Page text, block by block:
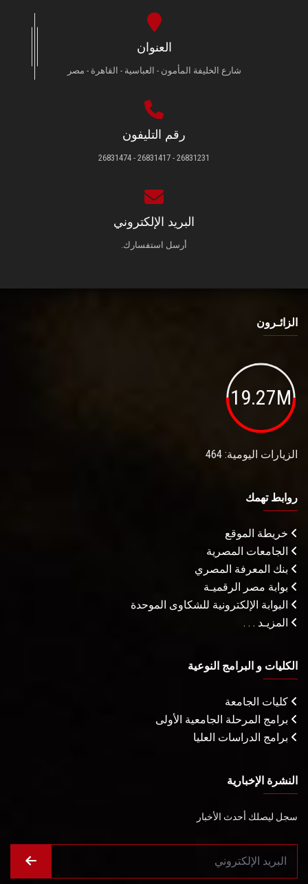
العنوان
شارع الخليفة المأمون - العباسية - القاهرة - مصر
رقم التليفون
26831231 - 26831417 - 26831474
البريد الإلكتروني
أرسل استفسارك.
الزائـرون
19.27M
الزيارات اليومية: 464
روابط تهمك
خريطة الموقع
الجامعات المصرية
بنك المعرفة المصري
بوابة مصر الرقميـة
البوابة الإلكترونية للشكاوى الموحدة
المزيـد . . .
الكليات و البرامج النوعية
كليات الجامعة
برامج المرحلة الجامعية الأولى
برامج الدراسات العليا
النشرة الإخبارية
سجل ليصلك أحدث الأخبار